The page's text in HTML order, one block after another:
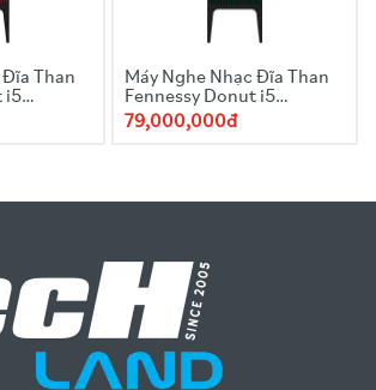
Đĩa Than
i5
Máy Nghe Nhạc Đĩa Than
Fennessy Donut i5
Quicksand 2025
79,000,000đ